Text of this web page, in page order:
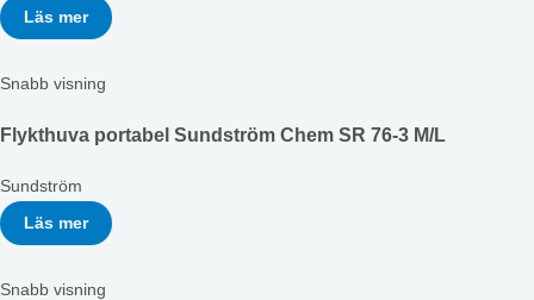
Läs mer
Snabb visning
Flykthuva portabel Sundström Chem SR 76-3 M/L
Sundström
Läs mer
Snabb visning